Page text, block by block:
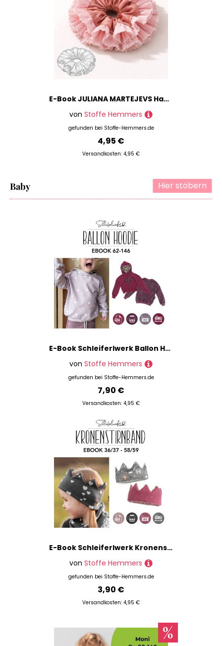
E-Book JULIANA MARTEJEVS Haargummi The Ruffle Scrunchie
von Stoffe Hemmers
gefunden bei Stoffe-Hemmers.de
4,95 €
Versandkosten: 4,95 €
Hier stöbern
Baby
E-Book Schleiferlwerk Ballon Hoodie Kids
von Stoffe Hemmers
gefunden bei Stoffe-Hemmers.de
7,90 €
Versandkosten: 4,95 €
E-Book Schleiferlwerk Kronenstirnband
von Stoffe Hemmers
gefunden bei Stoffe-Hemmers.de
3,90 €
Versandkosten: 4,95 €